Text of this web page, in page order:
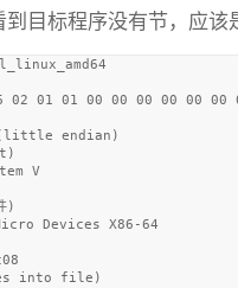
到目标程序没有节，应该
02 01 01 00 00 00 00 00
(little endian)
V
)
Devices X86-64
into file)